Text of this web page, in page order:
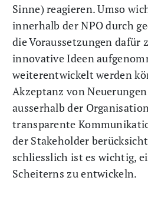
Sinne) reagieren. Umso
innerhalb der NPO durch
die Voraussetzungen dafür
innovative Ideen
weiterentwickelt werden
Akzeptanz von
ausserhalb der
transparente
der Stakeholder
schliesslich ist es wichtig,
Scheiterns zu entwickeln.